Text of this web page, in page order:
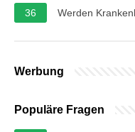
36 Werden
Werbung
Populäre Fragen